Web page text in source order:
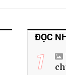
ĐỌC
1